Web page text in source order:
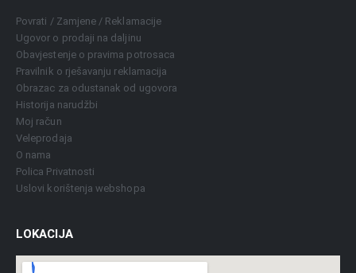
Povrati / Zamjene / Reklamacije
Ugovor o prodaji na daljinu
Obavjestenje o pravima potrosaca
Pravilnik o rješavanju reklamacija
Obrazac za odustanak od ugovora
Historija narudžbi
Moj račun
Veleprodaja
O nama
Polica Privatnosti
Uslovi korištenja webshopa
LOKACIJA